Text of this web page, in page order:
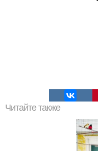
Читайте также